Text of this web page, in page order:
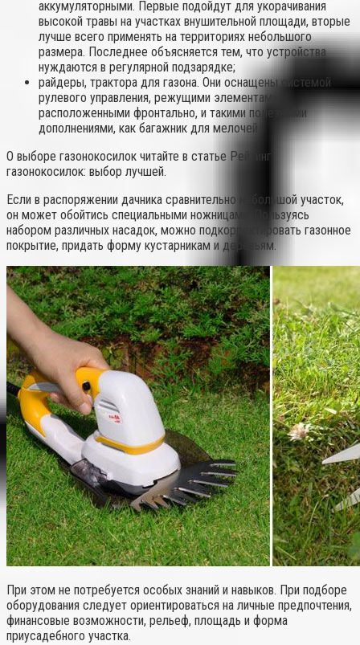
аккумуляторными. Первые подойдут для укорачивания
высокой травы на участках внушительной площади, вторые
лучше всего применять на территориях небольшого
размера. Последнее объясняется тем, что устройства
нуждаются в регулярной подзарядке;
райдеры, трактора для газона. Они оснащены системой
рулевого управления, режущими элементами,
расположенными фронтально, и такими полезными
дополнениями, как багажник для мелочей.
О выборе газонокосилок читайте в статье Рейтинг
газонокосилок: выбор лучшей.
Если в распоряжении дачника сравнительно небольшой участок,
он может обойтись специальными ножницами. Пользуясь
набором различных насадок, можно подкорректировать газонное
покрытие, придать форму кустарникам и деревьям.
При этом не потребуется особых знаний и навыков. При подборе
оборудования следует ориентироваться на личные предпочтения,
финансовые возможности, рельеф, площадь и форма
приусадебного участка.